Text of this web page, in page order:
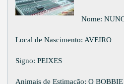
Nome:
Local de Nascimento: AVEIRO
Signo: PEIXES
Animais de Estimação: O BOBBIE